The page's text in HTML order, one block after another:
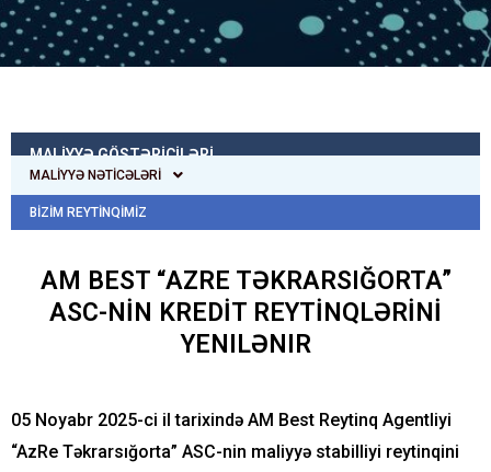
MALİYYƏ GÖSTƏRİCİLƏRİ
MALİYYƏ NƏTİCƏLƏRİ
BIZIM REYTINQIMIZ
AM BEST “AZRE TƏKRARSIĞORTA”
ASC-NIN KREDIT REYTINQLƏRINI
YENILƏNIR
05 Noyabr 2025-ci il tarixində AM Best Reytinq Agentliyi
“AzRe Təkrarsığorta” ASC-nin maliyyə stabilliyi reytinqini